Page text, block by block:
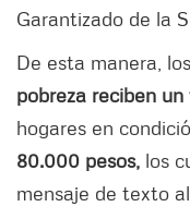
Garantizado de la
De esta manera,
pobreza reciben
hogares en
80.000 pesos, los
mensaje de texto